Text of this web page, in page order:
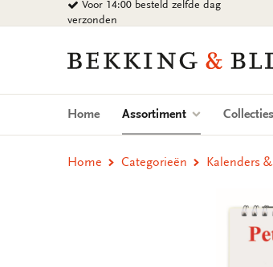
naar
Voor 14:00 besteld zelfde dag
verzonden
Bekking
Blitz
Uitgevers
Home Assortiment (current)Collecties
Home Categorieën Kalenders